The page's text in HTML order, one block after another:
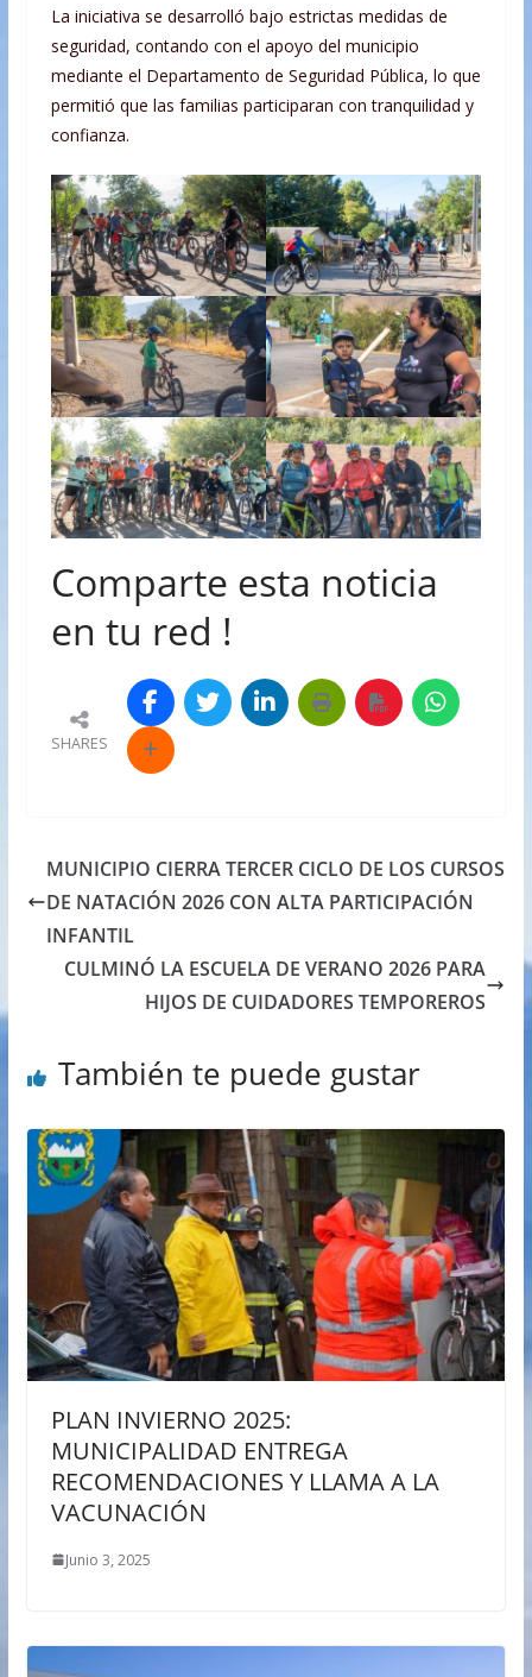
La iniciativa se desarrolló bajo estrictas medidas de
seguridad, contando con el apoyo del municipio
mediante el Departamento de Seguridad Pública, lo que
permitió que las familias participaran con tranquilidad y
confianza.
Comparte esta noticia
en tu red !
SHARES
MUNICIPIO CIERRA TERCER CICLO DE LOS CURSOS
DE NATACIÓN 2026 CON ALTA PARTICIPACIÓN
INFANTIL
CULMINÓ LA ESCUELA DE VERANO 2026 PARA
HIJOS DE CUIDADORES TEMPOREROS
También te puede gustar
PLAN INVIERNO 2025:
MUNICIPALIDAD ENTREGA
RECOMENDACIONES Y LLAMA A LA
VACUNACIÓN
Junio 3, 2025